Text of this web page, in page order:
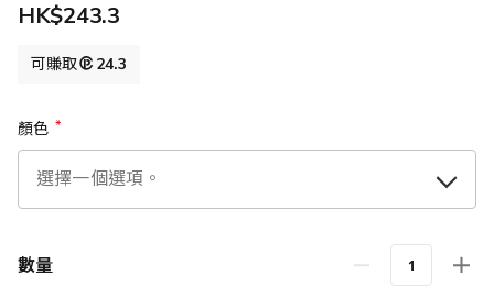
HK$243.3
可賺取 24.3
顏色
數量